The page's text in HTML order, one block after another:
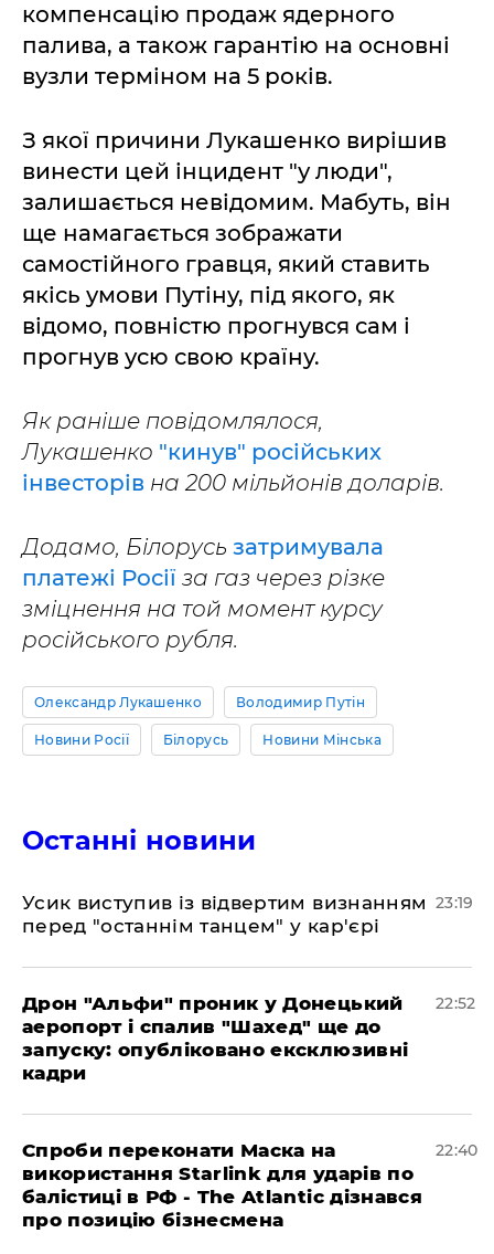
компенсацію продаж ядерного
палива, а також гарантію на основні
вузли терміном на 5 років.
З якої причини Лукашенко вирішив
винести цей інцидент "у люди",
залишається невідомим. Мабуть, він
ще намагається зображати
самостійного гравця, який ставить
якісь умови Путіну, під якого, як
відомо, повністю прогнувся сам і
прогнув усю свою країну.
Як раніше повідомлялося,
Лукашенко "кинув" російських
інвесторів на 200 мільйонів доларів.
Додамо, Білорусь затримувала
платежі Росії за газ через різке
зміцнення на той момент курсу
російського рубля.
Олександр Лукашенко Володимир Путін
Новини Росії Білорусь Новини Мінська
Останні новини
​Усик виступив із відвертим визнанням
перед "останнім танцем" у кар'єрі
23:19
​Дрон "Альфи" проник у Донецький
аеропорт і спалив "Шахед" ще до
запуску: опубліковано ексклюзивні
кадри
22:52
​Спроби переконати Маска на
використання Starlink для ударів по
балістиці в РФ - The Atlantic дізнався
про позицію бізнесмена
22:40